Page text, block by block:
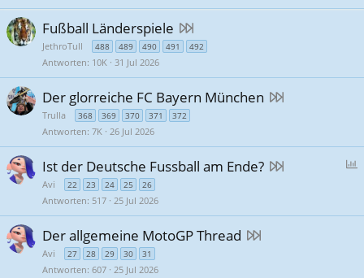
Fußball Länderspiele
JethroTull 488 489 490 491 492
Antworten 10K 31 Jul 2026
Der glorreiche FC Bayern München
Trulla 368 369 370 371 372
Antworten 7K 26 Jul 2026
t
Ist der Deutsche Fussball am Ende?
Avi 22 23 24 25 26
Antworten 517 25 Jul 2026
Der allgemeine MotoGP Thread
Avi 27 28 29 30 31
Antworten 607 25 Jul 2026